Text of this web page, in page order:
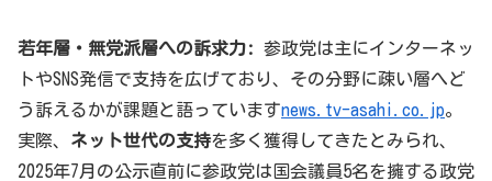
若年層・無党派層への訴求力:
参政党は主にインターネッ
トやSNS発信で支持を広げており、その分野に疎い層へど
う訴えるかが課題と語っていますnews.tv-asahi.co.jp。
実際、 ネット世代の支持を多く獲得してきたとみられ、
2025年7月の公示直前に参政党は国会議員5名を擁する政党